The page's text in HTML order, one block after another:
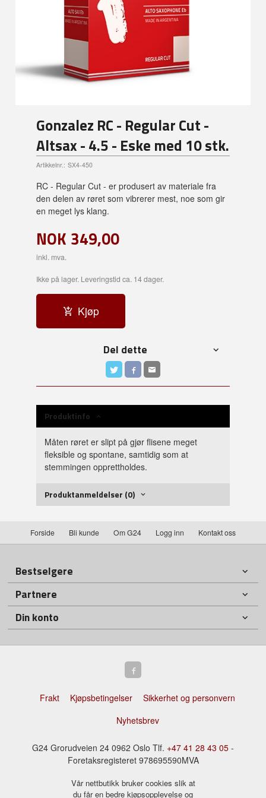
Gonzalez RC - Regular Cut -
Altsax - 4.5 - Eske med 10 stk.
Artikkelnr.: SX4-450
RC - Regular Cut - er produsert av materiale fra
den delen av røret som vibrerer mest, noe som gir
en meget lys klang.
NOK 349,00
inkl. mva.
Ikke på lager. Leveringstid ca. 14 dager.
Kjøp
Del dette
Produktinfo
Måten røret er slipt på gjør flisene meget
fleksible og spontane, samtidig som at
stemmingen opprettholdes.
Produktanmeldelser (0)
Forside Bli kunde Om G24 Logg inn Kontakt oss
Bestselgere
Partnere
Din konto
Frakt Kjøpsbetingelser
Sikkerhet og personvern
Nyhetsbrev
G24 Grorudveien 24 0962 Oslo Tlf. +47 41 28 43 05 -
Foretaksregisteret 978695590MVA
Vår nettbutikk bruker cookies slik at
du får en bedre kjøpsopplevelse og